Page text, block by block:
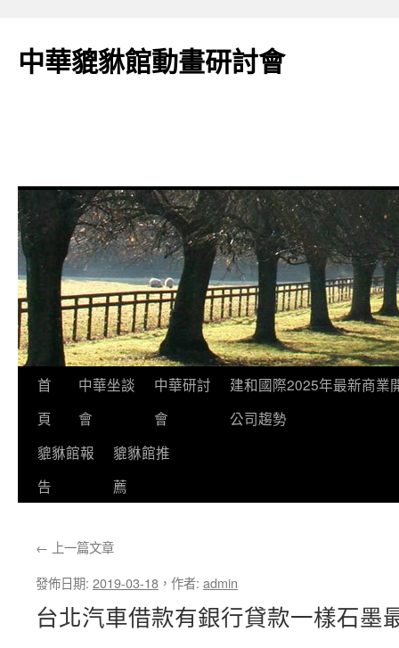
主
中華貔貅館動畫研討會
首
頁
中華坐談
會
中華研討
會
建和國際2025年最新商業
公司趨勢
貔貅館報
告
貔貅館推
薦
← 上一篇文章
發佈日期: 2019-03-18 ， 作者: admin
台北汽車借款有銀行貸款一樣石墨